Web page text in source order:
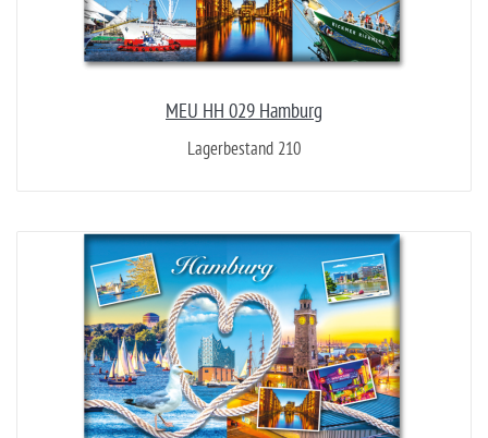
MEU HH 029 Hamburg
Lagerbestand 210